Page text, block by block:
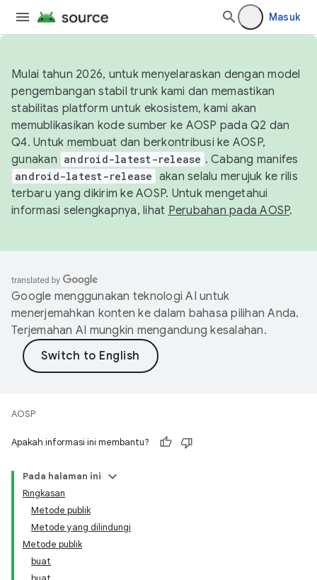
Masuk
Mulai tahun 2026, untuk menyelaraskan dengan model
pengembangan stabil trunk kami dan memastikan
stabilitas platform untuk ekosistem, kami akan
memublikasikan kode sumber ke AOSP pada Q2 dan
Q4. Untuk membuat dan berkontribusi ke AOSP,
gunakan android-latest-release . Cabang manifes
android-latest-release akan selalu merujuk ke rilis
terbaru yang dikirim ke AOSP. Untuk mengetahui
informasi selengkapnya, lihat Perubahan pada AOSP.
Google menggunakan teknologi AI untuk
menerjemahkan konten ke dalam bahasa pilihan Anda.
Terjemahan AI mungkin mengandung kesalahan.
AOSP
Apakah informasi ini membantu?
Pada halaman ini
Ringkasan
Metode publik
Metode yang dilindungi
Metode publik
buat